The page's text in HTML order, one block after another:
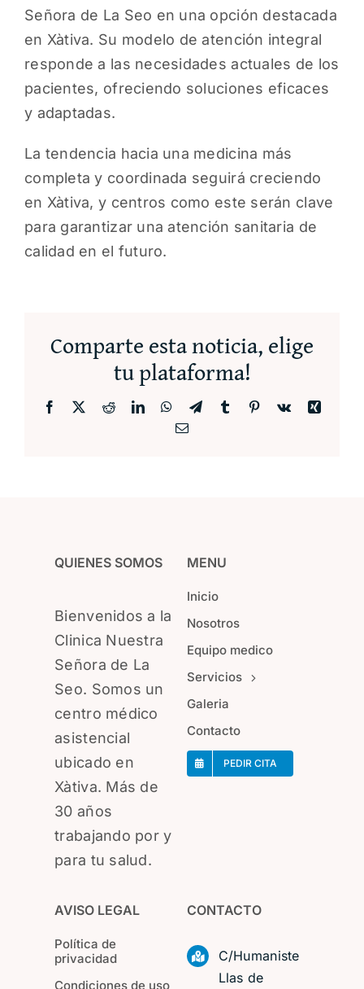
Señora de La Seo en una opción destacada
en Xàtiva. Su modelo de atención integral
responde a las necesidades actuales de los
pacientes, ofreciendo soluciones eficaces
y adaptadas.
La tendencia hacia una medicina más
completa y coordinada seguirá creciendo
en Xàtiva, y centros como este serán clave
para garantizar una atención sanitaria de
calidad en el futuro.
Comparte esta noticia, elige
tu plataforma!
Facebook RedditLinkedInWhatsApp
TelegramTumblr Pinterest
Vk
Xing
Correo
QUIENES SOMOS
Bienvenidos a la
Clinica Nuestra
Señora de La
Seo. Somos un
centro médico
asistencial
ubicado en
Xàtiva. Más de
30 años
trabajando por y
para tu salud.
MENU
Inicio
Nosotros
Equipo medico
Servicios
Galeria
Contacto
PEDIR CITA
AVISO LEGAL
Política de
privacidad
Condiciones de uso
CONTACTO
C/Humaniste
Llas de